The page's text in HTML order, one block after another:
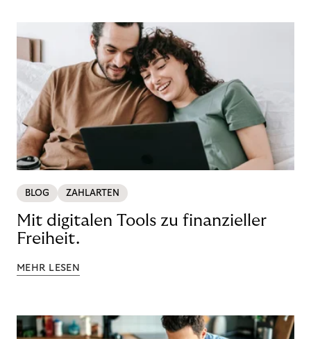
BLOG ZAHLARTEN
Mit digitalen Tools zu finanzieller
Freiheit.
MEHR LESEN